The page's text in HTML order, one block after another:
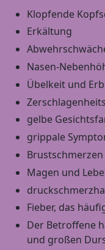
Klopfende
Erkältung
Nasen-
Übelkeit und
gelbe
grippale
Brustschmerzen
Magen und
Fieber, das
Der Betroffene
und großen